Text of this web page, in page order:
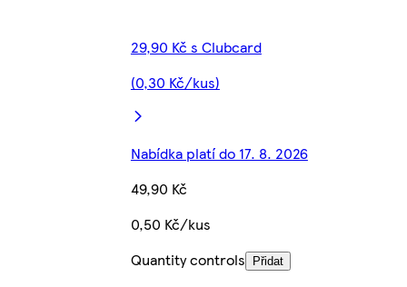
29,90 Kč s Clubcard
(0,30 Kč/kus)
Nabídka platí do 17. 8. 2026
49,90 Kč
0,50 Kč/kus
Quantity controls
Přidat